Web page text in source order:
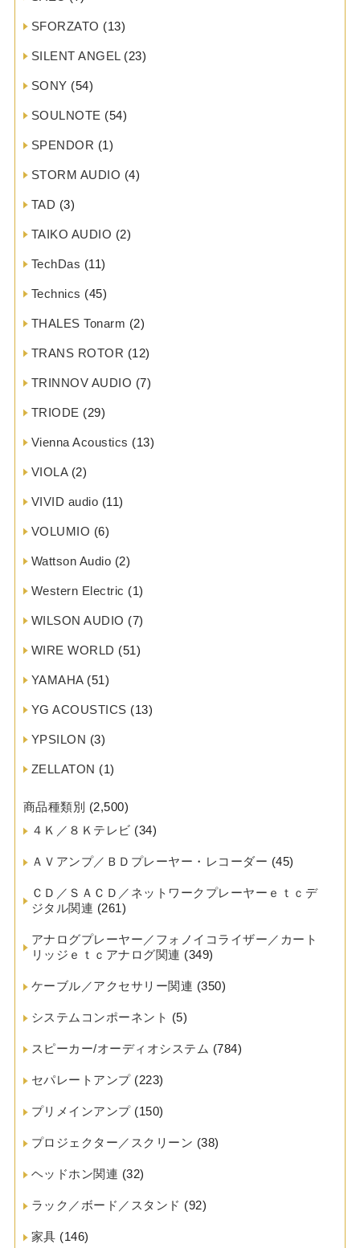
SFORZATO (13)
SILENT ANGEL(23)
SONY (54)
SOULNOTE (54)
SPENDOR (1)
STORM AUDIO (4)
TAD (3)
TAIKO AUDIO (2)
TechDas (11)
Technics (45)
THALES Tonarm (2)
TRANS ROTOR (12)
TRINNOV AUDIO (7)
TRIODE (29)
Vienna Acoustics (13)
VIOLA(2)
VIVID audio (11)
VOLUMIO (6)
Wattson Audio (2)
Western Electric (1)
WILSON AUDIO (7)
WIRE WORLD (51)
YAMAHA(51)
YG ACOUSTICS (13)
YPSILON (3)
ZELLATON (1)
商品種類別 (2,500)
４Ｋ／８Ｋテレビ (34)
ＡＶアンプ／ＢＤプレーヤー・レコーダー (45)
ＣＤ／ＳＡＣＤ／ネットワークプレーヤーｅｔｃデ
ジタル関連 (261)
アナログプレーヤー／フォノイコライザー／カート
リッジｅｔｃアナログ関連 (349)
ケーブル／アクセサリー関連 (350)
システムコンポーネント (5)
スピーカー/オーディオシステム (784)
セパレートアンプ(223)
プリメインアンプ(150)
プロジェクター／スクリーン (38)
ヘッドホン関連 (32)
ラック／ボード／スタンド (92)
家具 (146)